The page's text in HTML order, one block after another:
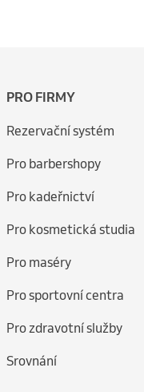
PRO FIRMY
Rezervační systém
Pro barbershopy
Pro kadeřnictví
Pro kosmetická studia
Pro maséry
Pro sportovní centra
Pro zdravotní služby
Srovnání